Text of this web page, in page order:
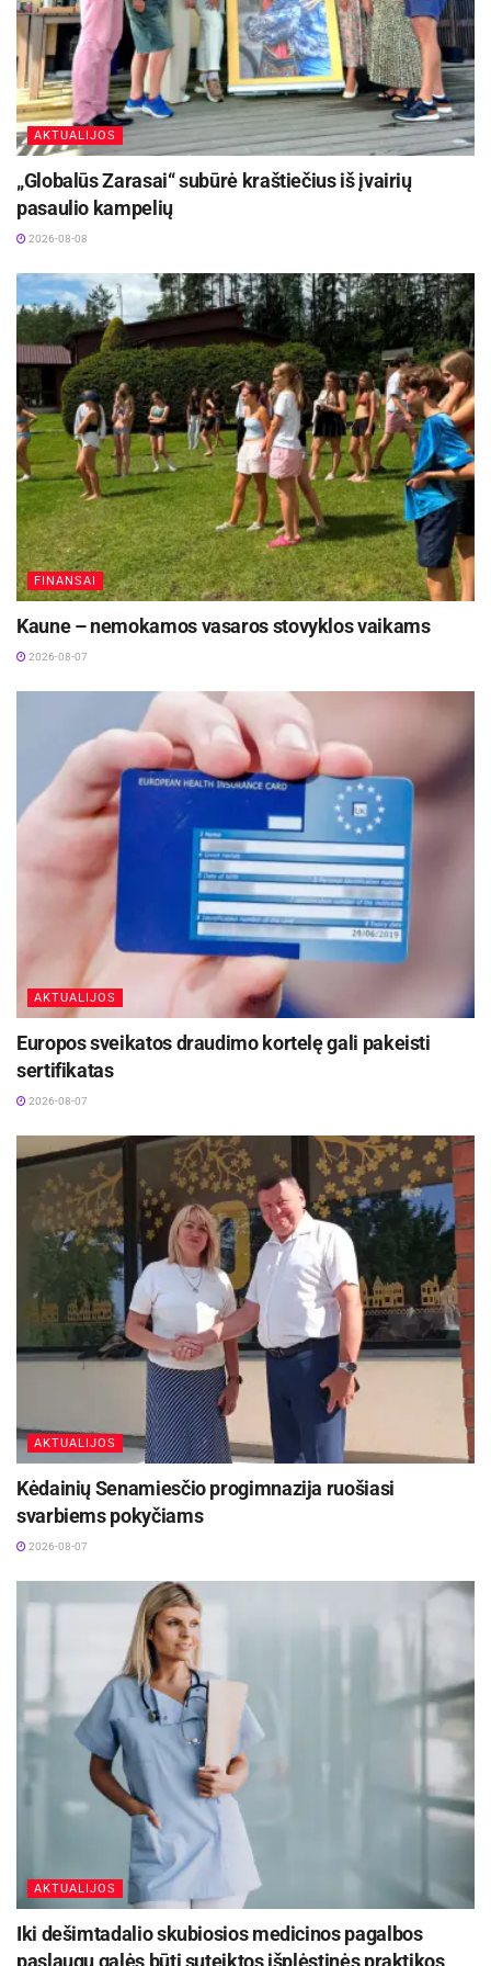
patogi tiek kasdieniams gyventojų poreikiams,
tiek didesnių renginių metu išaugantiems
srautams.
Šaltinis: Panevėžio miesto savivaldybė
AKTUALIJOS
„Globalūs Zarasai“ subūrė kraštiečius iš įvairių
pasaulio kampelių
2026-08-08
FINANSAI
Kaune – nemokamos vasaros stovyklos vaikams
2026-08-07
AKTUALIJOS
Europos sveikatos draudimo kortelę gali pakeisti
sertifikatas
2026-08-07
AKTUALIJOS
Kėdainių Senamiesčio progimnazija ruošiasi
svarbiems pokyčiams
2026-08-07
AKTUALIJOS
Iki dešimtadalio skubiosios medicinos pagalbos
paslaugų galės būti suteiktos išplėstinės praktikos